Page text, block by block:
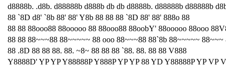
d8888b. .d8b. d88888b d888b db db d8888b. d88888b d88888b
88 `8D d8' `8b 88' 88' Y8b 88 88 88 `8D 88' 88' 888o 88
88 88 88ooo88 88ooooo 88 88ooo88 88oobY' 88ooooo 88ooo
88 88 88~~~88 88~~~~~ 88 ooo 88~~~88 88`8b 88~~~~~ 88~~~
88 .8D 88 88 88. 88. ~8~ 88 88 88 `88. 88. 88 88 V888
Y8888D' YP YP Y88888P Y888P YP YP 88 YD Y88888P YP VP